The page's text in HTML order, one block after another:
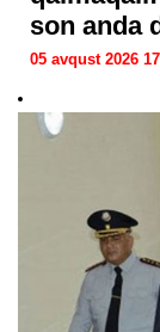
son anda
05 avqust 2026